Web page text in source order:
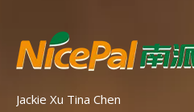
Jackie Xu Tina Chen